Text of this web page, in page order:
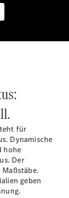
für
Dynamische
hohe
Der
geben